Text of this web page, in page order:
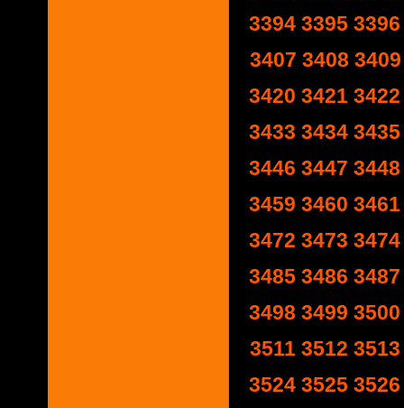
3394 3395 3396
3407 3408 3409
3420 3421 3422
3433 3434 3435
3446 3447 3448
3459 3460 3461
3472 3473 3474
3485 3486 3487
3498 3499 3500
3511 3512 3513
3524 3525 3526